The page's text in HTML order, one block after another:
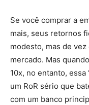
Se você comprar a
mais, seus retornos
modesto, mas de
mercado. Mas
10x, no entanto,
um RoR sério que
com um banco